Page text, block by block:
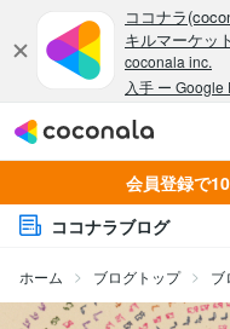
会員登録で
ココナラブログ
ホーム ブログトップ ブ